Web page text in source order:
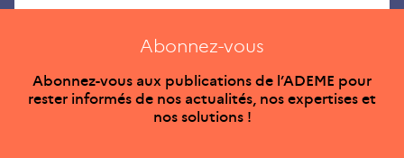
Abonnez-vous
Abonnez-vous aux publications de l’ADEME pour
rester informés de nos actualités, nos expertises et
nos solutions !